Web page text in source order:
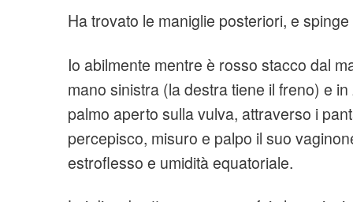
Ha trovato le maniglie posteriori, e
Io abilmente mentre è rosso stacco dal
mano sinistra (la destra tiene il freno) e
palmo aperto sulla vulva, attraverso i
percepisco, misuro e palpo il suo
estroflesso e umidità equatoriale.